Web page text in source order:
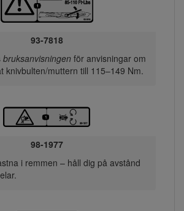
93-7818
bruksanvisningenför anvisningar om
knivbulten/muttern till 115–149 Nm.
98-1977
i remmen – håll dig på avstånd